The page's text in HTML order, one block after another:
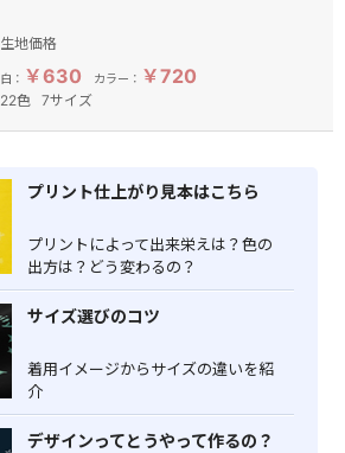
生地価格
白： ￥630 カラー： ￥720
22色 7サイズ
プリント仕上がり見本はこちら
プリントによって出来栄えは？色の
出方は？どう変わるの？
サイズ選びのコツ
着用イメージからサイズの違いを紹
介
デザインってとうやって作るの？